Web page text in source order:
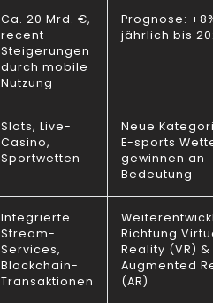
Ca. 20 Mrd. €,
recent
Steigerungen
durch mobile
Nutzung
Prognose:
jährlich bis
Slots, Live-
Casino,
Sportwetten
Neue
E-sports
gewinnen an
Bedeutung
Integrierte
Stream-
Services,
Blockchain-
Transaktionen
Richtung
Reality (VR) &
Augmented
(AR)